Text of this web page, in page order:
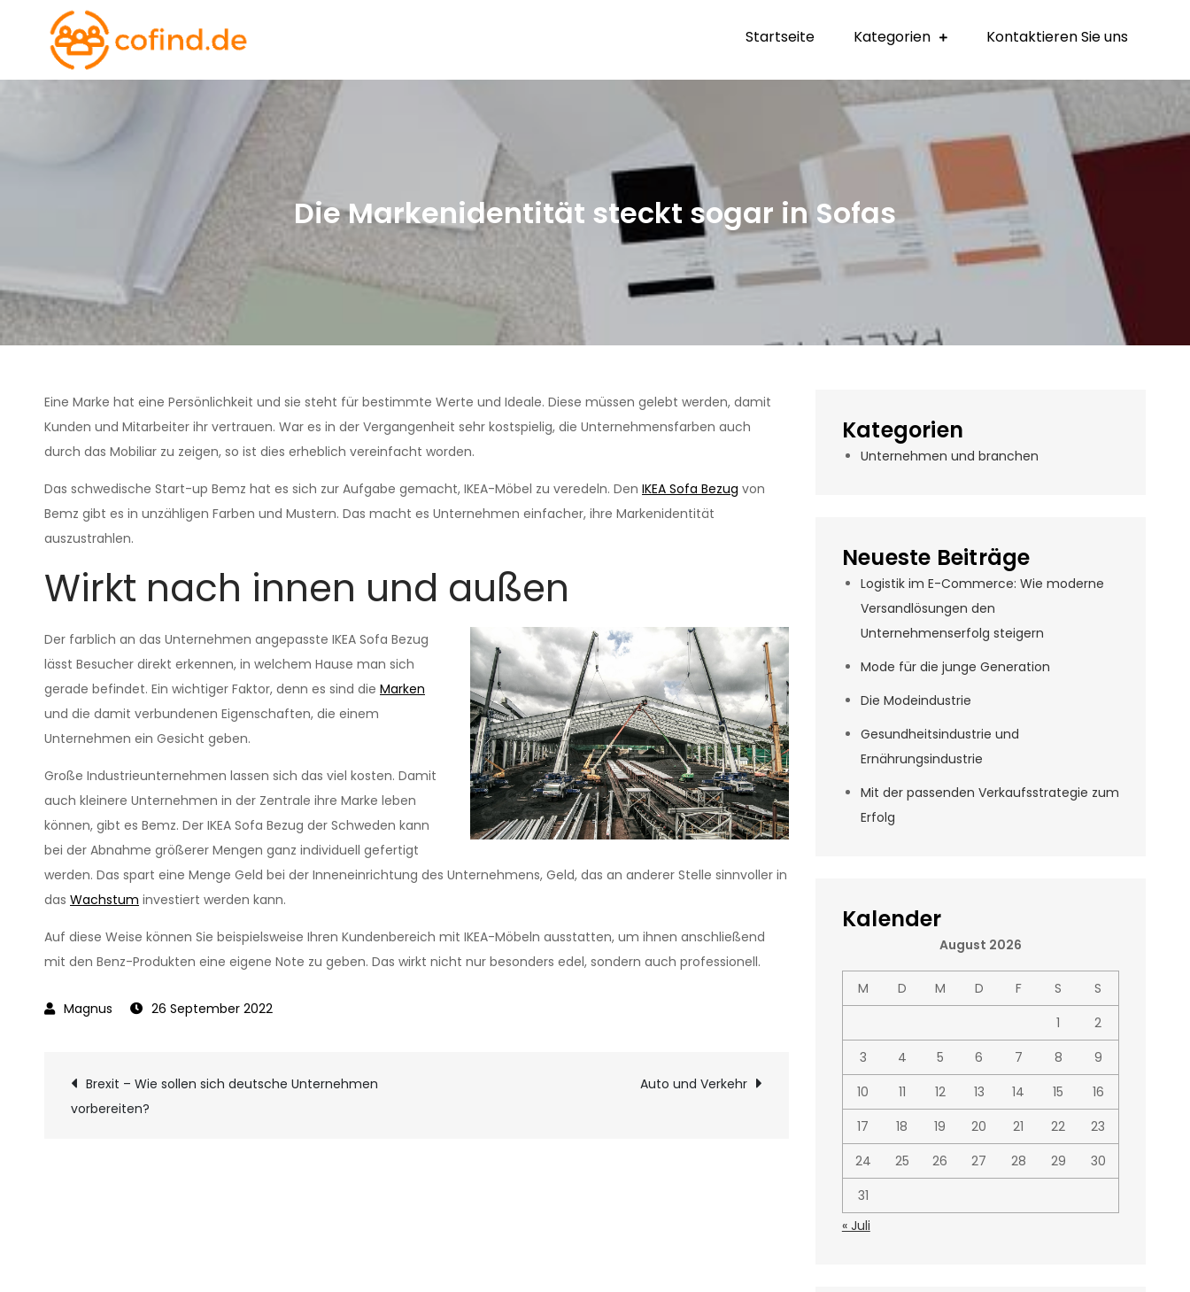
Startseite Kategorien Kontaktieren Sie uns
Die Markenidentität steckt sogar in Sofas
Eine Marke hat eine Persönlichkeit und sie steht für bestimmte Werte und Ideale. Diese müssen gelebt werden, damit
Kunden und Mitarbeiter ihr vertrauen. War es in der Vergangenheit sehr kostspielig, die Unternehmensfarben auch
durch das Mobiliar zu zeigen, so ist dies erheblich vereinfacht worden.
Das schwedische Start-up Bemz hat es sich zur Aufgabe gemacht, IKEA-Möbel zu veredeln. Den IKEA Sofa Bezug von
Bemz gibt es in unzähligen Farben und Mustern. Das macht es Unternehmen einfacher, ihre Markenidentität
auszustrahlen.
Wirkt nach innen und außen
Der farblich an das Unternehmen angepasste IKEA Sofa Bezug
lässt Besucher direkt erkennen, in welchem Hause man sich
gerade befindet. Ein wichtiger Faktor, denn es sind die Marken
und die damit verbundenen Eigenschaften, die einem
Unternehmen ein Gesicht geben.
Große Industrieunternehmen lassen sich das viel kosten. Damit
auch kleinere Unternehmen in der Zentrale ihre Marke leben
können, gibt es Bemz. Der IKEA Sofa Bezug der Schweden kann
bei der Abnahme größerer Mengen ganz individuell gefertigt
werden. Das spart eine Menge Geld bei der Inneneinrichtung des Unternehmens, Geld, das an anderer Stelle sinnvoller in
das Wachstum investiert werden kann.
Auf diese Weise können Sie beispielsweise Ihren Kundenbereich mit IKEA-Möbeln ausstatten, um ihnen anschließend
mit den Benz-Produkten eine eigene Note zu geben. Das wirkt nicht nur besonders edel, sondern auch professionell.
26 September 2022
Beitragsnavigation
Brexit – Wie sollen sich deutsche Unternehmen
vorbereiten?
Auto und Verkehr
Kategorien
Unternehmen und branchen
Neueste Beiträge
Logistik im E-Commerce: Wie moderne
Versandlösungen den
Unternehmenserfolg steigern
Mode für die junge Generation
Die Modeindustrie
Gesundheitsindustrie und
Ernährungsindustrie
Mit der passenden Verkaufsstrategie zum
Erfolg
Kalender
August 2026
M D M D F S
S
1
2
3
4 5 6 7 8
9
10
11 12 13 14 15
16
17
18 19 20 21 22
23
24
25 26 27 28 29
30
31
« Juli